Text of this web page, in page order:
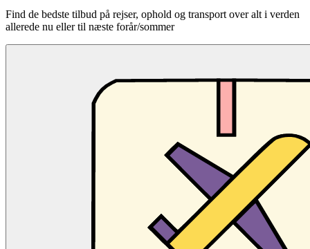
Find de bedste tilbud på rejser, ophold og transport over alt i verden
allerede nu eller til næste forår/sommer